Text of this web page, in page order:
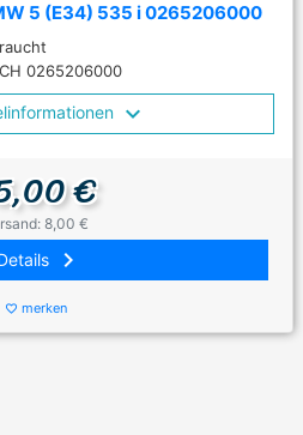
5 (E34) 535 i 0265206000
0265206000
€
8,00 €
keyboard_arrow_right
favorite_border merken